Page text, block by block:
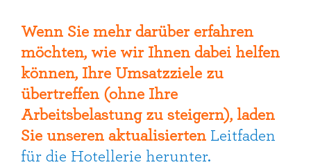
Wenn Sie mehr darüber erfahren
möchten, wie wir Ihnen dabei helfen
können, Ihre Umsatzziele zu
übertreffen (ohne Ihre
Arbeitsbelastung zu steigern), laden
Sie unseren aktualisierten Leitfaden
für die Hotellerie herunter.